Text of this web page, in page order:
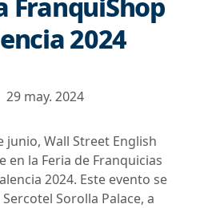
2024
29 may. 2024
junio, Wall Street English
en la Feria de Franquicias
2024. Este evento se
Sorolla Palace, a